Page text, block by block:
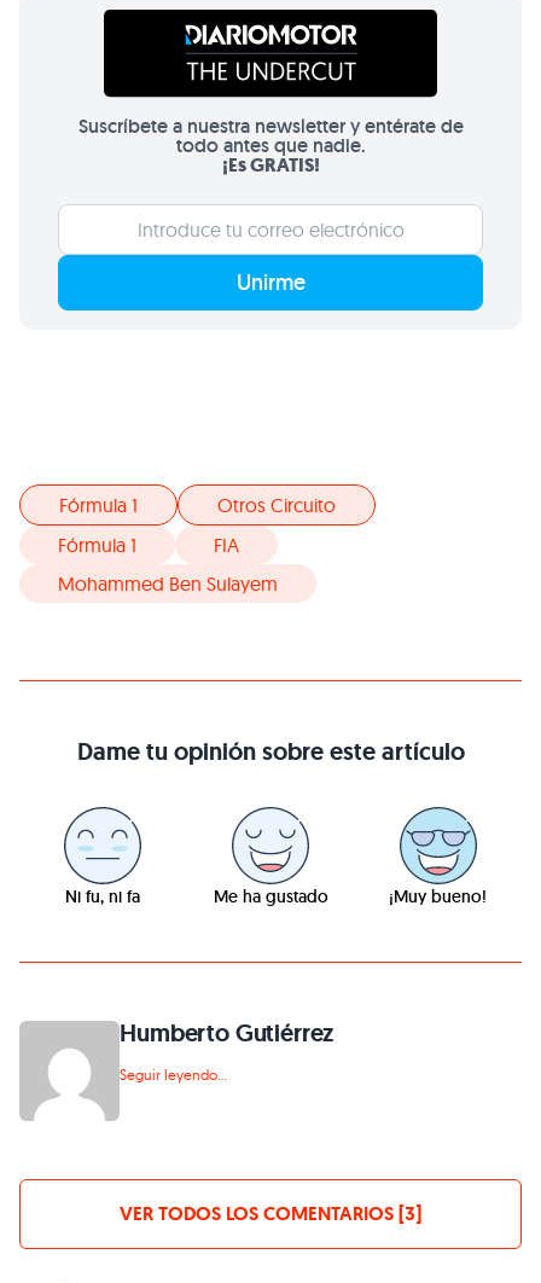
Suscríbete a nuestra newsletter y entérate de
todo antes que nadie.
¡Es GRATIS!
Unirme
Fórmula 1
Otros Circuito
Fórmula 1
FIA
Mohammed Ben Sulayem
Dame tu opinión sobre este artículo
Ni fu, ni fa Me ha gustado ¡Muy bueno!
Humberto Gutiérrez
Seguir leyendo...
VER TODOS LOS COMENTARIOS [3]